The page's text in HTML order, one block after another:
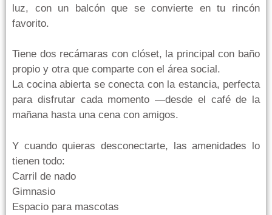
luz, con un balcón que se convierte en tu rincón
favorito.
Tiene dos recámaras con clóset, la principal con baño
propio y otra que comparte con el área social.
La cocina abierta se conecta con la estancia, perfecta
para disfrutar cada momento —desde el café de la
mañana hasta una cena con amigos.
Y cuando quieras desconectarte, las amenidades lo
tienen todo:
Carril de nado
Gimnasio
Espacio para mascotas